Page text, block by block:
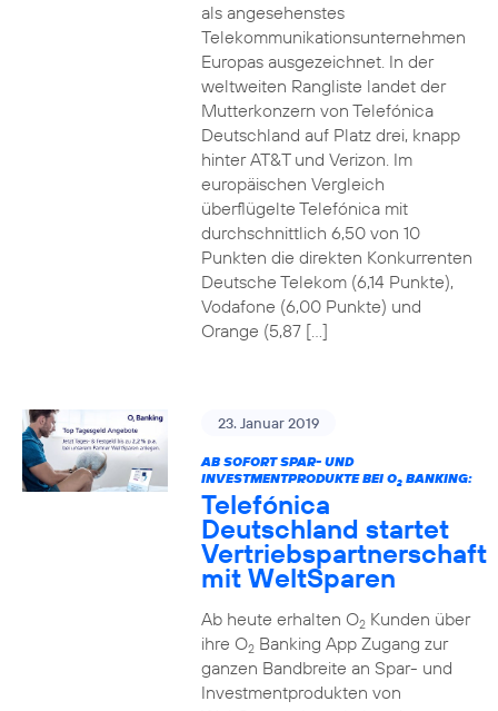
als angesehenstes
Telekommunikationsunternehmen
Europas ausgezeichnet. In der
weltweiten Rangliste landet der
Mutterkonzern von Telefónica
Deutschland auf Platz drei, knapp
hinter AT&T und Verizon. Im
europäischen Vergleich
überflügelte Telefónica mit
durchschnittlich 6,50 von 10
Punkten die direkten Konkurrenten
Deutsche Telekom (6,14 Punkte),
Vodafone (6,00 Punkte) und
Orange (5,87 […]
23. Januar 2019
AB SOFORT SPAR- UND
INVESTMENTPRODUKTE BEI O2BANKING:
Telefónica
Deutschland startet
Vertriebspartnerschaft
mit WeltSparen
Ab heute erhalten O2Kunden über
ihre O2Banking App Zugang zur
ganzen Bandbreite an Spar- und
Investmentprodukten von